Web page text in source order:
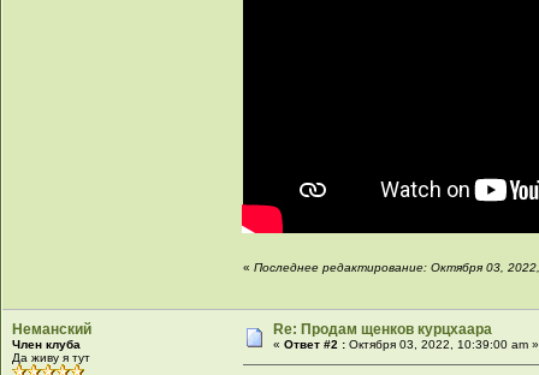
«Последнее редактирование: Октября 03,
Неманский
Член клуба
Да живу я тут
Re: Продам щенков курцхаара
«Ответ #2 : Октября 03, 2022, 10:39:00 am »